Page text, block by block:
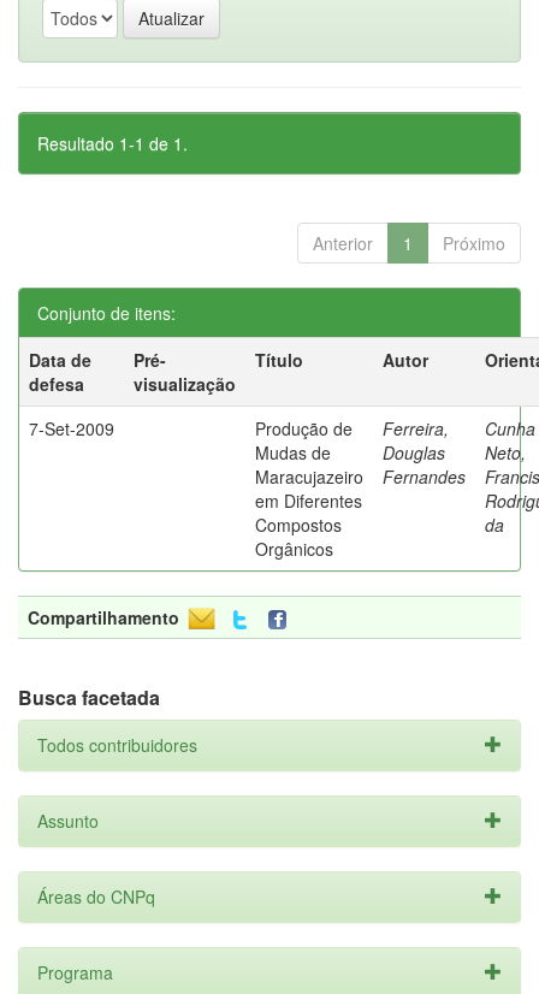
Resultado 1-1 de 1.
Anterior 1 Próximo
Conjunto de itens:
Data de
defesa
Pré-
visualização
Título Autor
7-Set-2009
Produção de
Mudas de
Maracujazeiro
em Diferentes
Compostos
Orgânicos
Ferreira,
Douglas
Fernandes
Cunha
Neto,
da
Compartilhamento
Busca facetada
Todos contribuidores
Assunto
Áreas do CNPq
Programa